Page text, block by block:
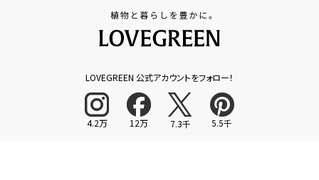
LOVEGREEN 公式アカウントをフォロー！
4.2万 12万 7.3千 5.5千